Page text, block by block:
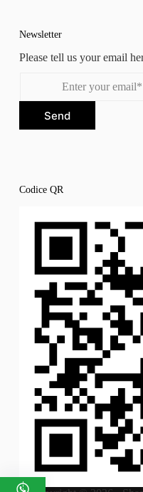
Newsletter
Please tell us your email
Send
Codice QR